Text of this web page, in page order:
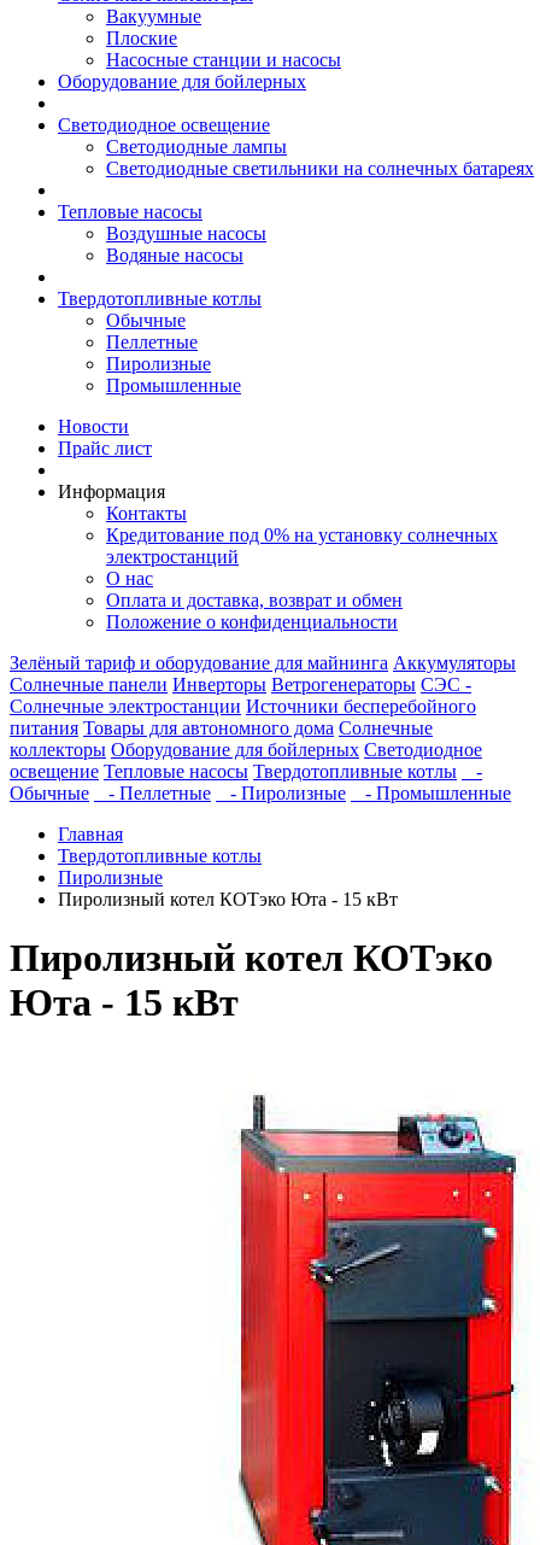
Вакуумные
Плоские
Насосные станции и насосы
Оборудование для бойлерных
Светодиодное освещение
Светодиодные лампы
Светодиодные светильники на солнечных батареях
Тепловые насосы
Воздушные насосы
Водяные насосы
Твердотопливные котлы
Обычные
Пеллетные
Пиролизные
Промышленные
Новости
Прайс лист
Информация
Контакты
Кредитование под 0% на установку солнечных
электростанций
О нас
Оплата и доставка, возврат и обмен
Положение о конфиденциальности
Зелёный тариф и оборудование для майнинга Аккумуляторы
Солнечные панели Инверторы Ветрогенераторы СЭС -
Солнечные электростанции Источники бесперебойного
питания Товары для автономного дома Солнечные
коллекторы Оборудование для бойлерных Светодиодное
освещение Тепловые насосы Твердотопливные котлы
-
Обычные
- Пеллетные - Пиролизные
- Промышленные
Главная
Твердотопливные котлы
Пиролизные
Пиролизный котел КОТэко Юта - 15 кВт
Пиролизный котел КОТэко
Юта - 15 кВт